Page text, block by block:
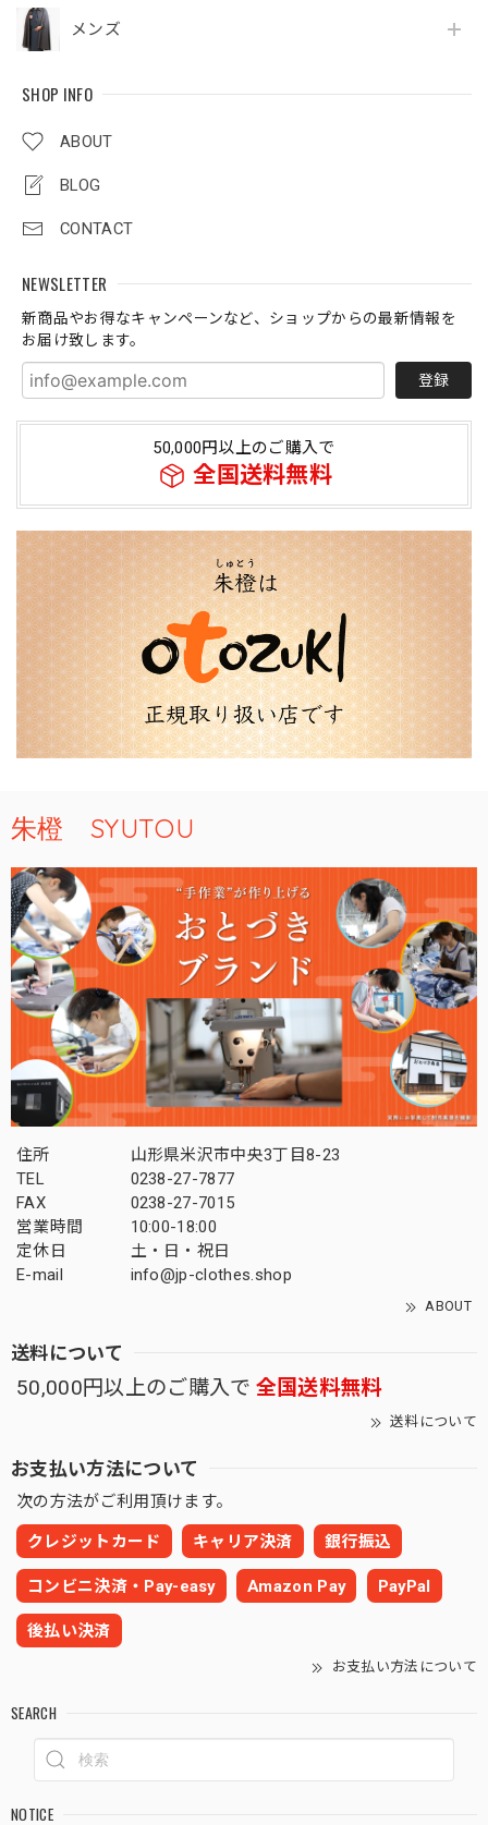
メンズ
SHOP INFO
ABOUT
BLOG
CONTACT
NEWSLETTER
新商品やお得なキャンペーンなど、ショップからの最新情報を
お届け致します。
登録
50,000円以上のご購入で
全国送料無料
朱橙 SYUTOU
住所
山形県米沢市中央3丁目8-23
TEL
0238-27-7877
FAX
0238-27-7015
営業時間
10:00-18:00
定休日
土・日・祝日
E-mail
info@jp-clothes.shop
ABOUT
送料について
50,000円以上のご購入で 全国送料無料
送料について
お支払い方法について
次の方法がご利用頂けます。
クレジットカード キャリア決済 銀行振込
コンビニ決済・Pay-easy Amazon Pay PayPal
後払い決済
お支払い方法について
SEARCH
NOTICE